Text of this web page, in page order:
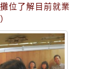
位了解目前就業